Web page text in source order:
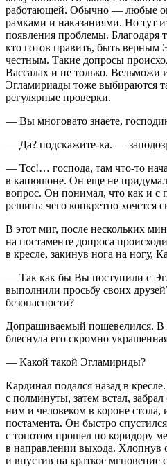
работающей. Обычно — любые
рамками и наказаниями. Но тут
появления проблемы. Благодаря
кто готов править, быть верным
честным. Такие допросы
Вассалах и не только. Вельможи
Эгламириады тоже выбираются
регулярные проверки.
— Вы многовато знаете,
— Да? подскажите-ка. —
— Тсс!… господа, там что-то
в капюшоне. Он еще не
вопрос. Он понимал, что как и с
решить: чего конкретно хочется
В этот миг, после нескольких
на постаменте допроса
в кресле, закинув нога на ногу,
— Так как бы Вы поступили с
выполнили просьбу своих
безопасности?
Допрашиваемый пошевелился. В
блеснула его скромно
— Какой такой Эгламириды?
Кардинал подался назад в
с полминуты, затем встал,
ним и человеком в короне
постамента. Он быстро
с топотом прошел по коридору
в направлении выхода. Хлопнув
и впустив на краткое мгновение